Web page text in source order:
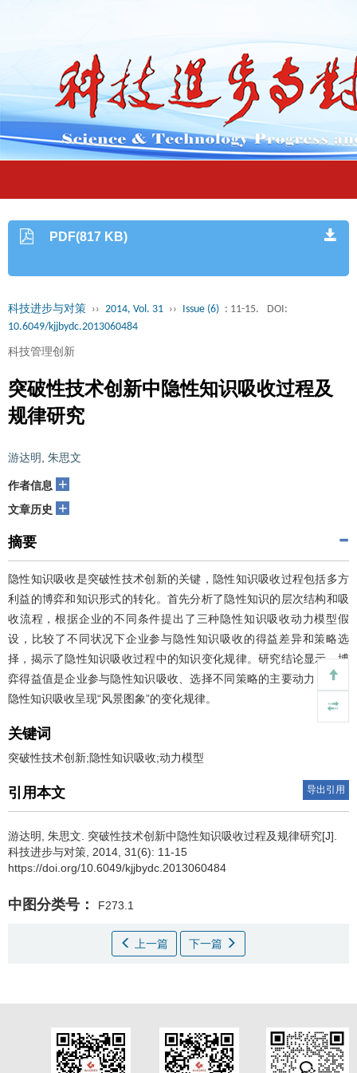
PDF(817 KB)
科技进步与对策 ›› 2014, Vol. 31 ›› Issue (6) : 11-15.
DOI:
10.6049/kjjbydc.2013060484
科技管理创新
突破性技术创新中隐性知识吸收过程及
规律研究
游达明 朱思文
作者信息 +
文章历史 +
摘要
隐性知识吸收是突破性技术创新的关键，隐性知识吸收过程包括多方
利益的博弈和知识形式的转化。首先分析了隐性知识的层次结构和吸
收流程，根据企业的不同条件提出了三种隐性知识吸收动力模型假
设，比较了不同状况下企业参与隐性知识吸收的得益差异和策略选
择，揭示了隐性知识吸收过程中的知识变化规律。研究结论显示，博
弈得益值是企业参与隐性知识吸收、选择不同策略的主要动力；企业
隐性知识吸收呈现“风景图象”的变化规律。
关键词
突破性技术创新;隐性知识吸收;动力模型
引用本文 导出引用
游达明 朱思文
突破性技术创新中隐性知识吸收过程及规律研究[J].
科技进步与对策, 2014, 31(6): 11-15
https://doi.org/10.6049/kjjbydc.2013060484
中图分类号： F273.1
上一篇 下一篇